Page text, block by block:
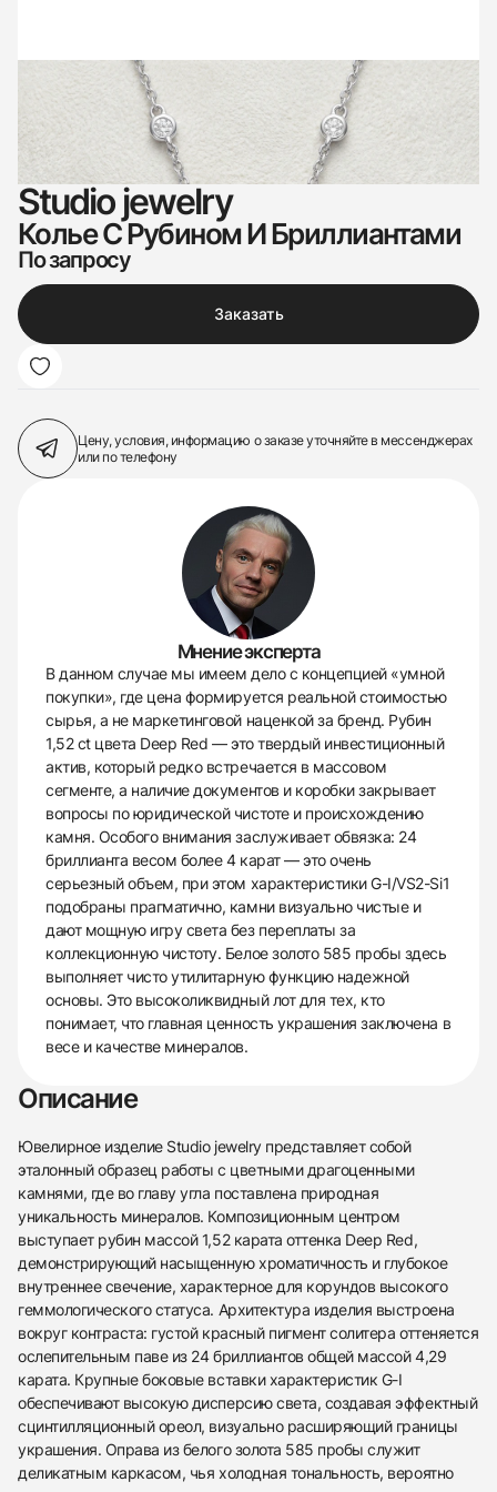
Studio jewelry
Колье С Рубином И Бриллиантами
По запросу
Заказать
Цену, условия, информацию о заказеуточняйте в мессенджерах
или по телефону
Мнение эксперта
В данном случае мы имеем дело с концепцией «умной
покупки», где цена формируется реальной стоимостью
сырья, а не маркетинговой наценкой за бренд. Рубин
1,52 ct цвета Deep Red — это твердый инвестиционный
актив, который редко встречается в массовом
сегменте, а наличие документов и коробки закрывает
вопросы по юридической чистоте и происхождению
камня. Особого внимания заслуживает обвязка: 24
бриллианта весом более 4 карат — это очень
серьезный объем, при этом характеристики G-I/VS2-Si1
подобраны прагматично, камни визуально чистые и
дают мощную игру света без переплаты за
коллекционную чистоту. Белое золото 585 пробы здесь
выполняет чисто утилитарную функцию надежной
основы. Это высоколиквидный лот для тех, кто
понимает, что главная ценность украшения заключена в
весе и качестве минералов.
Описание
Ювелирное изделие Studio jewelry представляет собой
эталонный образец работы с цветными драгоценными
камнями, где во главу угла поставлена природная
уникальность минералов. Композиционным центром
выступает рубин массой 1,52 карата оттенка Deep Red,
демонстрирующий насыщенную хроматичность и глубокое
внутреннее свечение, характерное для корундов высокого
геммологического статуса. Архитектура изделия выстроена
вокруг контраста: густой красный пигмент солитера оттеняется
ослепительным паве из 24 бриллиантов общей массой 4,29
карата. Крупные боковые вставки характеристик G-I
обеспечивают высокую дисперсию света, создавая эффектный
сцинтилляционный ореол, визуально расширяющий границы
украшения. Оправа из белого золота 585 пробы служит
деликатным каркасом, чья холодная тональность, вероятно